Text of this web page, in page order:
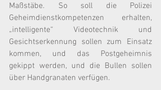
Maßstäbe. So soll die Polizei
Geheimdienstkompetenzen erhalten,
„intelligente“ Videotechnik und
Gesichtserkennung sollen zum Einsatz
kommen, und das Postgeheimnis
gekippt werden, und die Bullen sollen
über Handgranaten verfügen.